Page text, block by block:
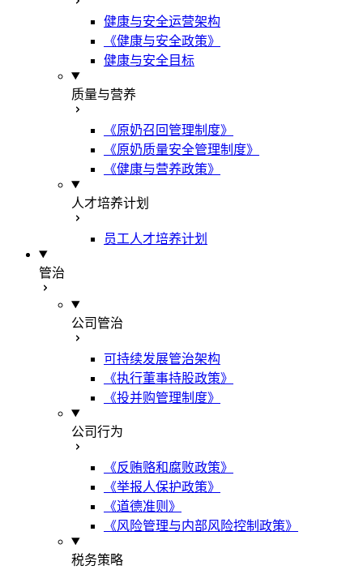
健康与安全运营架构
《健康与安全政策》
健康与安全目标
质量与营养
《原奶召回管理制度》
《原奶质量安全管理制度》
《健康与营养政策》
人才培养计划
员工人才培养计划
管治
公司管治
可持续发展管治架构
《执行董事持股政策》
《投并购管理制度》
公司行为
《反贿赂和腐败政策》
《举报人保护政策》
《道德准则》
《风险管理与内部风险控制政策》
税务策略